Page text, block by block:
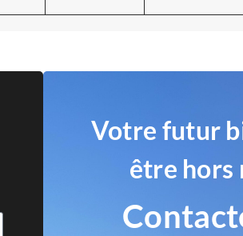
Votre futur
être hors